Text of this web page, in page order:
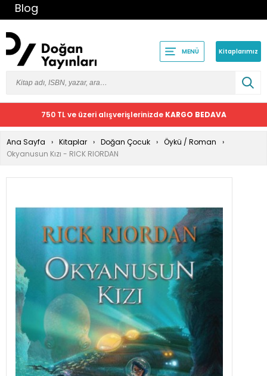
Blog
MENÜ Kitaplarımız
750 TL ve üzeri alışverişlerinizde KARGO BEDAVA
Ana Sayfa Kitaplar Doğan Çocuk
Öykü / Roman
Okyanusun Kızı - RICK RIORDAN